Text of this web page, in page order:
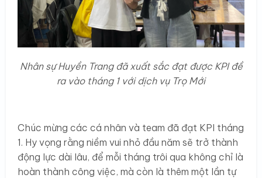
Nhân sự Huyền Trang đã xuất sắc đạt được KPI đề
ra vào tháng 1 với dịch vụ Trọ Mới
Chúc mừng các cá nhân và team đã đạt KPI tháng
1. Hy vọng rằng niềm vui nhỏ đầu năm sẽ trở thành
động lực dài lâu, để mỗi tháng trôi qua không chỉ là
hoàn thành công việc, mà còn là thêm một lần tự